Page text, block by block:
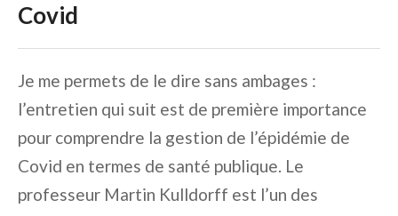
Covid
Je me permets de le dire sans ambages :
l’entretien qui suit est de première importance
pour comprendre la gestion de l’épidémie de
Covid en termes de santé publique. Le
professeur Martin Kulldorff est l’un des